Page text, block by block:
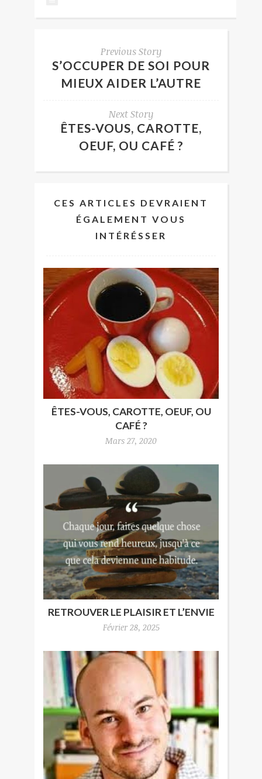
Previous Story
S’OCCUPER DE SOI POUR
MIEUX AIDER L’AUTRE
Next Story
ÊTES-VOUS, CAROTTE,
OEUF, OU CAFÉ ?
CES ARTICLES DEVRAIENT
ÉGALEMENT VOUS
INTÉRÉSSER
ÊTES-VOUS, CAROTTE, OEUF, OU
CAFÉ ?
Mars 27, 2020
RETROUVER LE PLAISIR ET L’ENVIE
Février 28, 2025